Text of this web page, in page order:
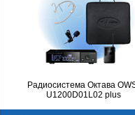
Радиосистема Октава
U1200D01L02 plus